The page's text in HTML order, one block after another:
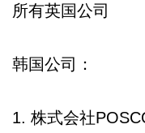
所有英
韩国公司：
1. 株式会社